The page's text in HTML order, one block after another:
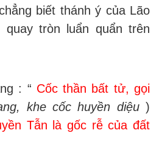
biết thánh ý của Lão
tròn luẩn quẩn trên
: “ Cốc thần bất tử, gọi
khe cốc huyền diệu)
Tẫn là gốc rễ của đất